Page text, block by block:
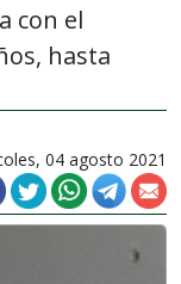
con el
hasta
04 agosto 2021